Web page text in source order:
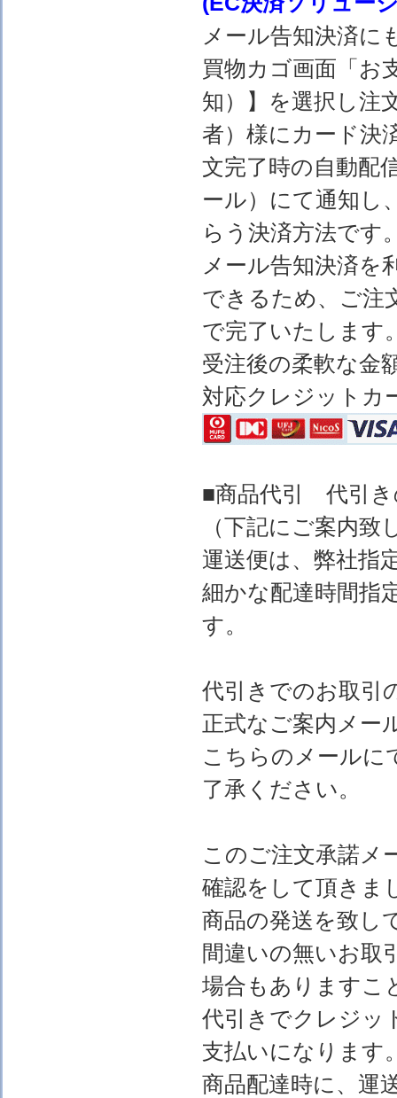
メール告知決済に
買物カゴ画面「お
知）】を選択し注
者）様にカード決
文完了時の自動配
ール）にて通知し
らう決済方法です
メール告知決済を
できるため、ご注
で完了いたします
受注後の柔軟な金
対応クレジットカ
■商品代引 代引き
（下記にご案内
運送便は、弊社指
細かな配達時間指
す。
代引きでのお取引
正式なご案内メー
こちらのメールに
了承ください。
このご注文承諾メ
確認をして頂きま
商品の発送を致し
間違いの無いお取
場合もありますこ
代引きでクレジッ
支払いになります
商品配達時に、運